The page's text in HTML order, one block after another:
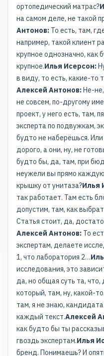
ортопедический матрас?
на самом деле, не такой
Антонов: То есть, там,
например, такой клиент
крупное однозначно, как
крупное.Илья Исерсон:
в виду, то есть, какие-
Алексей Антонов:Не-
не совсем, по-другому
проект, у него есть, там,
эксперта по подвужкам,
будто не наберёшься.
дорого, а они, ну, не
будто бы, да, там, при
неужели вы прямо
крышку от унитаза?Илья
так работает. Там есть
допустим, там, как
Статья стоит, да,
Алексей Антонов: То
экспертам, делаете
1, что лаборатория 2…
исследования, это
да, но общая суть та,
который, там, ну, какой-
там, я не знаю,
каждый текст.Алексей
как будто бы ты
гвоздь экспертам.Илья
бренд. Понимаешь? И